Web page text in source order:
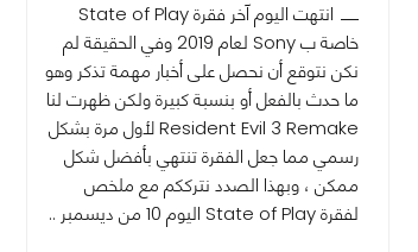
انتهت اليوم آخر فقرة State of Play
خاصة ب Sony لعام 2019 وفي الحقيقة لم
نكن نتوقع أن نحصل على أخبار مهمة تذكر وهو
ما حدث بالفعل أو بنسبة كبيرة ولكن ظهرت لنا
Resident Evil 3 Remake لأول مرة بشكل
رسمي مما جعل الفقرة تنتهي بأفضل شكل
ممكن ، وبهذا الصدد نترككم مع ملخص
لفقرة State of Play اليوم 10 من ديسمبر ..